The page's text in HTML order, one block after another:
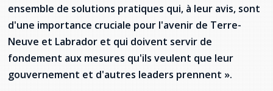
ensemble de solutions pratiques qui, à leur avis, sont
d'une importance cruciale pour l'avenir de Terre-
Neuve et Labrador et qui doivent servir de
fondement aux mesures qu'ils veulent que leur
gouvernement et d'autres leaders prennent ».